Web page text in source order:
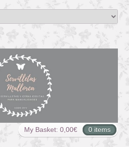
My Basket: 0,00€ 0 items